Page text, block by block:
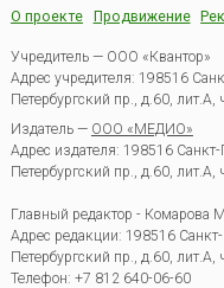
О проекте Продвижение
Учредитель — ООО «Квантор»
Адрес учредителя: 198516
Петербургский пр., д.60,
Издатель — ООО «МЕДИО»
Адрес издателя: 198516 Санкт-
Петербургский пр., д.60,
Главный редактор - Комарова
Адрес редакции: 198516
Петербургский пр., д.60,
Телефон: +7 812 640-06-60